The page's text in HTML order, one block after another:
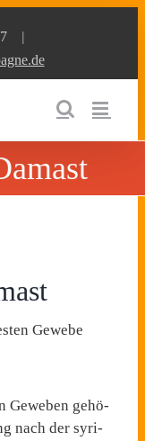
|
Gewebe
Geweben gehö­
nach der syri­